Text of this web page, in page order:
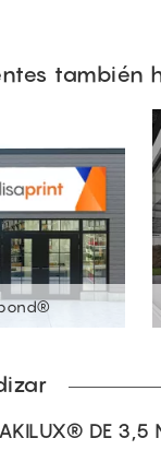
también
AKILUX® DE